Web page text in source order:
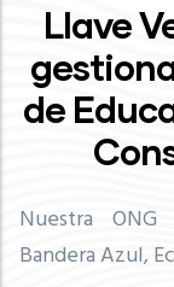
Llave
de
Nuestra
Bandera Azul,